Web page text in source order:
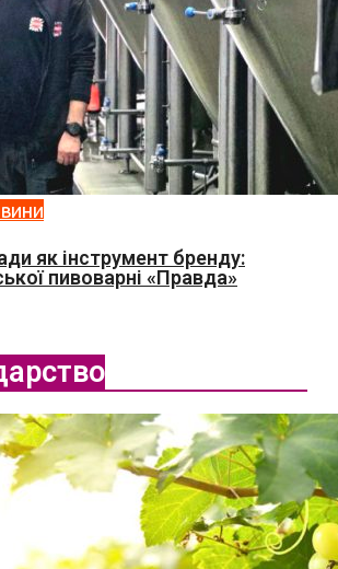
як інструмент бренду:
пивоварні «Правда»